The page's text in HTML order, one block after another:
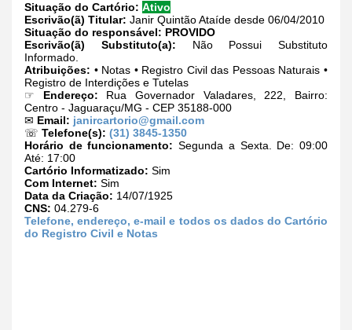
Situação do Cartório: Ativo
Escrivão(ã) Titular: Janir Quintão Ataíde desde 06/04/2010
Situação do responsável: PROVIDO
Escrivão(ã) Substituto(a): Não Possui Substituto
Informado.
Atribuições: • Notas • Registro Civil das Pessoas Naturais •
Registro de Interdições e Tutelas
☞ Endereço: Rua Governador Valadares, 222, Bairro:
Centro - Jaguaraçu/MG - CEP 35188-000
✉ Email: janircartorio@gmail.com
☏ Telefone(s): (31) 3845-1350
Horário de funcionamento: Segunda a Sexta. De: 09:00
Até: 17:00
Cartório Informatizado: Sim
Com Internet: Sim
Data da Criação: 14/07/1925
CNS: 04.279-6
Telefone, endereço, e-mail e todos os dados do Cartório
do Registro Civil e Notas